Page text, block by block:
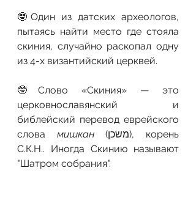
🤓 Один из датских археологов,
пытаясь найти место где стояла
скиния, случайно раскопал одну
из 4-х византийский церквей.
🤓Слово «Скиния» — это
церковнославянский и
библейский перевод еврейского
слова мишкан (משכן), корень
С.К.Н.. Иногда Скинию называют
"Шатром собрания".